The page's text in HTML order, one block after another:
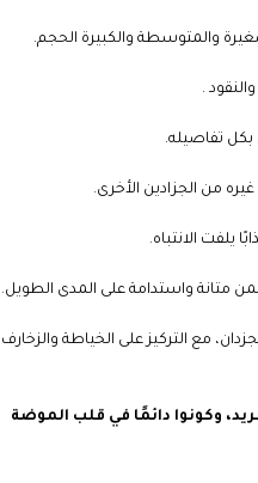
بكل تفاصيله.
مع التركيز على الخياطة والزخارف
وكونوا دائمًا في قلب الموضة